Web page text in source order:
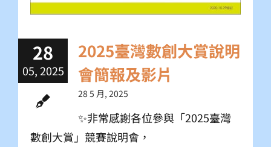
28
05, 2025
2025臺灣數創大賞說明
會簡報及影片
28 5 月, 2025
✨非常感謝各位參與「2025臺灣
數創大賞」競賽說明會，